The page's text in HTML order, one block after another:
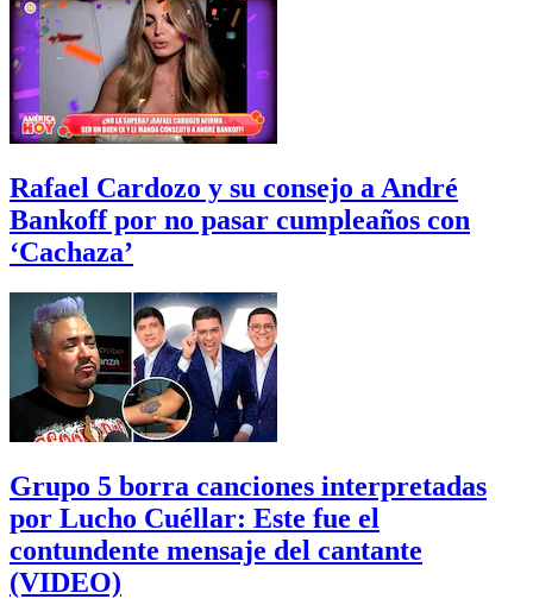
Rafael Cardozo y su consejo a André
Bankoff por no pasar cumpleaños con
‘Cachaza’
Grupo 5 borra canciones interpretadas
por Lucho Cuéllar: Este fue el
contundente mensaje del cantante
(VIDEO)